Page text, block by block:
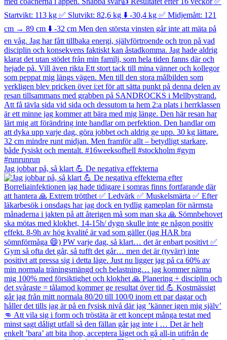
Jag jobbar på, så klart 💪 De negativa effekterna